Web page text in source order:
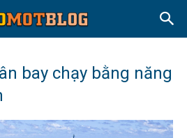
bay chạy bằng năng